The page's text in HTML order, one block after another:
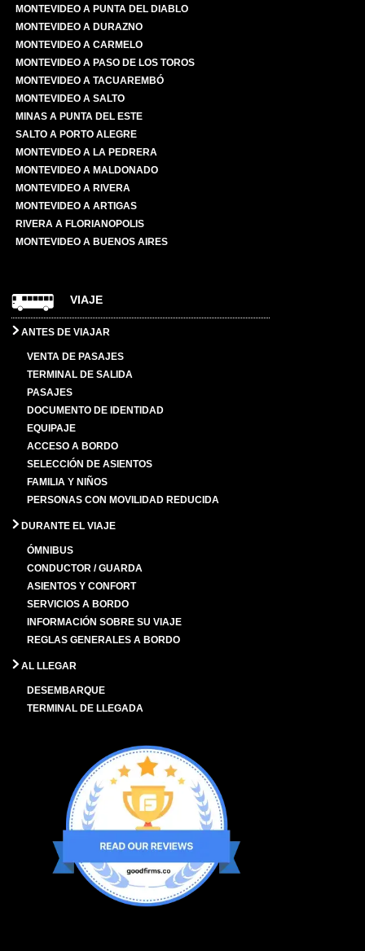
MONTEVIDEO A PUNTA DEL DIABLO
MONTEVIDEO A DURAZNO
MONTEVIDEO A CARMELO
MONTEVIDEO A PASO DE LOS TOROS
MONTEVIDEO A TACUAREMBÓ
MONTEVIDEO A SALTO
MINAS A PUNTA DEL ESTE
SALTO A PORTO ALEGRE
MONTEVIDEO A LA PEDRERA
MONTEVIDEO A MALDONADO
MONTEVIDEO A RIVERA
MONTEVIDEO A ARTIGAS
RIVERA A FLORIANOPOLIS
MONTEVIDEO A BUENOS AIRES
VIAJE
ANTES DE VIAJAR
VENTA DE PASAJES
TERMINAL DE SALIDA
PASAJES
DOCUMENTO DE IDENTIDAD
EQUIPAJE
ACCESO A BORDO
SELECCIÓN DE ASIENTOS
FAMILIA Y NIÑOS
PERSONAS CON MOVILIDAD REDUCIDA
DURANTE EL VIAJE
ÓMNIBUS
CONDUCTOR / GUARDA
ASIENTOS Y CONFORT
SERVICIOS A BORDO
INFORMACIÓN SOBRE SU VIAJE
REGLAS GENERALES A BORDO
AL LLEGAR
DESEMBARQUE
TERMINAL DE LLEGADA